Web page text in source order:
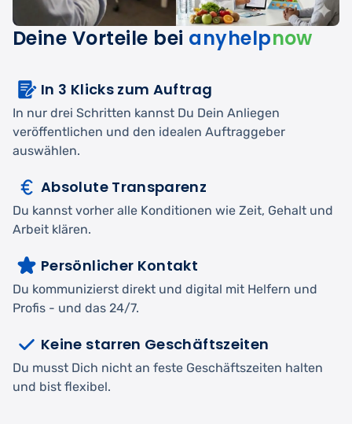
Deine Vorteile bei anyhelpnow
In 3 Klicks zum Auftrag
In nur drei Schritten kannst Du Dein Anliegen
veröffentlichen und den idealen Auftraggeber
auswählen.
Absolute Transparenz
Du kannst vorher alle Konditionen wie Zeit, Gehalt und
Arbeit klären.
Persönlicher Kontakt
Du kommunizierst direkt und digital mit Helfern und
Profis - und das 24/7.
Keine starren Geschäftszeiten
Du musst Dich nicht an feste Geschäftszeiten halten
und bist flexibel.